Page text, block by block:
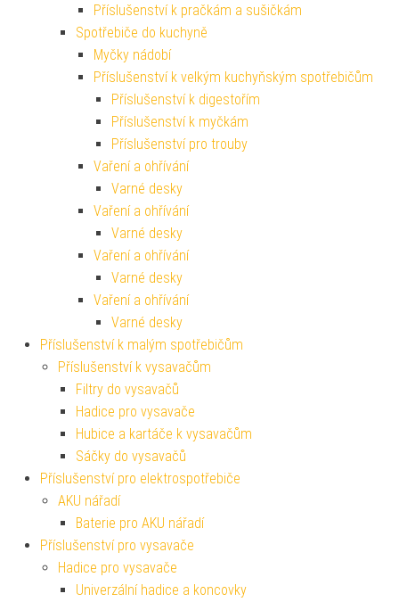
Příslušenství k pračkám a sušičkám
Spotřebiče do kuchyně
Myčky nádobí
Příslušenství k velkým kuchyňským spotřebičům
Příslušenství k digestořím
Příslušenství k myčkám
Příslušenství pro trouby
Vaření a ohřívání
Varné desky
Vaření a ohřívání
Varné desky
Vaření a ohřívání
Varné desky
Vaření a ohřívání
Varné desky
Příslušenství k malým spotřebičům
Příslušenství k vysavačům
Filtry do vysavačů
Hadice pro vysavače
Hubice a kartáče k vysavačům
Sáčky do vysavačů
Příslušenství pro elektrospotřebiče
AKU nářadí
Baterie pro AKU nářadí
Příslušenství pro vysavače
Hadice pro vysavače
Univerzální hadice a koncovky